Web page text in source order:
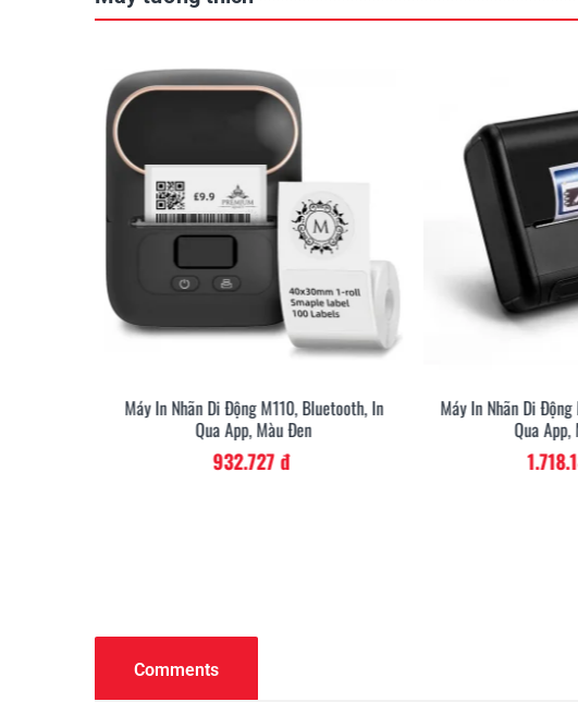
Máy In Nhãn Di Động M110, Bluetooth, In
Qua App, Màu Đen
932.727 đ
Máy In Nhãn Di
Qua
Comments